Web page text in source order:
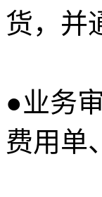
货，并
小票
●业务
费用单
要货